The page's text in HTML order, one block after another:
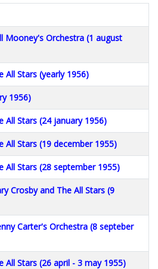
Mooney's Orchestra (1 august
All Stars (yearly 1956)
1956)
All Stars (24 january 1956)
All Stars (19 december 1955)
All Stars (28 september 1955)
Crosby and The All Stars (9
Carter's Orchestra (8 septeber
All Stars (26 april - 3 may 1955)